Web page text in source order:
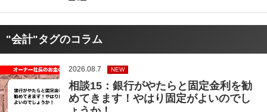
"会計"タグのコラム
2026.08.7 NEW
相談15：銀行がやたらと固定金利を勧
めてきます！やはり固定がよいのでし